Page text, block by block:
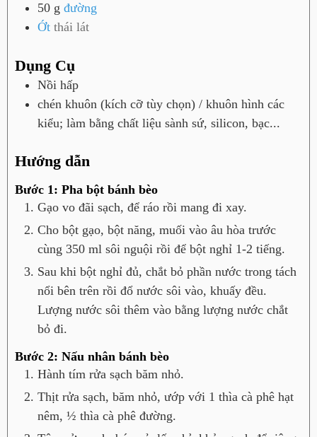
50 g đường
Ớt thái lát
Dụng Cụ
Nồi hấp
chén khuôn (kích cỡ tùy chọn) / khuôn hình các
kiểu; làm bằng chất liệu sành sứ, silicon, bạc...
Hướng dẫn
Bước 1: Pha bột bánh bèo
Gạo vo đãi sạch, để ráo rồi mang đi xay.
Cho bột gạo, bột năng, muối vào âu hòa trước
cùng 350 ml sôi nguội rồi để bột nghỉ 1-2 tiếng.
Sau khi bột nghỉ đủ, chắt bỏ phần nước trong tách
nổi bên trên rồi đổ nước sôi vào, khuấy đều.
Lượng nước sôi thêm vào bằng lượng nước chắt
bỏ đi.
Bước 2: Nấu nhân bánh bèo
Hành tím rửa sạch băm nhỏ.
Thịt rửa sạch, băm nhỏ, ướp với 1 thìa cà phê hạt
nêm, ½ thìa cà phê đường.